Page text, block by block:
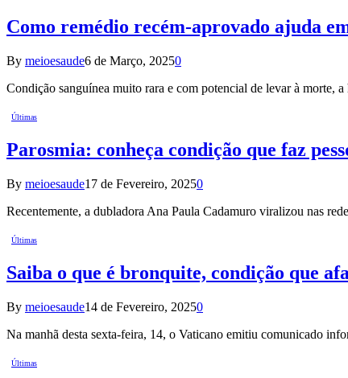
Como remédio recém-aprovado ajuda
By meioesaude6 de Março, 20250
Condição sanguínea muito rara e com potencial de levar à
Últimas
Parosmia: conheça condição que faz
By meioesaude17 de Fevereiro, 20250
Recentemente, a dubladora Ana Paula Cadamuro viralizou nas
Últimas
Saiba o que é bronquite, condição que
By meioesaude14 de Fevereiro, 20250
Na manhã desta sexta-feira, 14, o Vaticano emitiu comunicado
Últimas